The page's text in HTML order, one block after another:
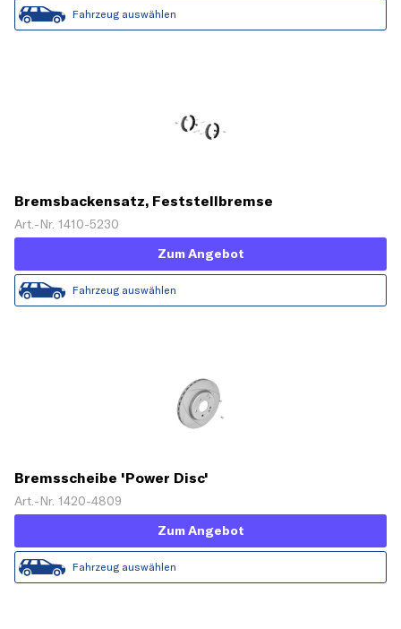
Fahrzeug auswählen
Bremsbackensatz, Feststellbremse
Art.-Nr. 1410-5230
Zum Angebot
Fahrzeug auswählen
Bremsscheibe 'Power Disc'
Art.-Nr. 1420-4809
Zum Angebot
Fahrzeug auswählen